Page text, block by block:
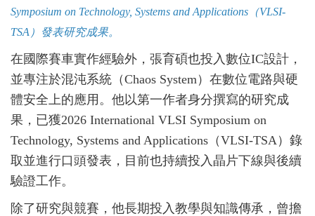
Symposium on Technology, Systems and Applications （VLSI-
TSA ）發表研究成果。
在國際賽車實作經驗外，張育碩也投入數位IC設計，
並專注於混沌系統（Chaos System）在數位電路與硬
體安全上的應用。他以第一作者身分撰寫的研究成
果，已獲2026 International VLSI Symposium on
Technology, Systems and Applications（VLSI-TSA）錄
取並進行口頭發表，目前也持續投入晶片下線與後續
驗證工作。
除了研究與競賽，他長期投入教學與知識傳承，曾擔